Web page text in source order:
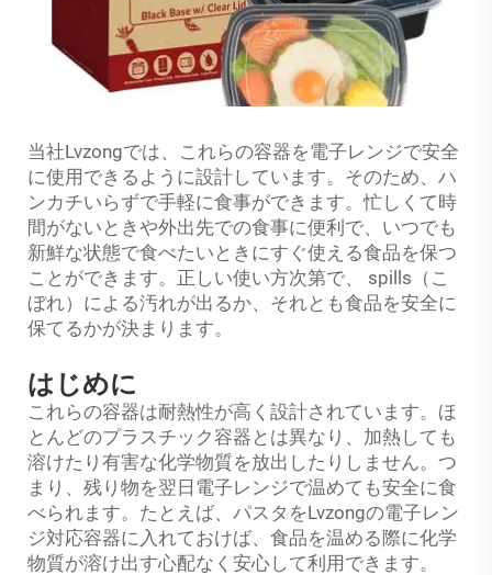
当社Lvzongでは、これらの容器を電子レンジで安全
に使用できるように設計しています。そのため、ハ
ンカチいらずで手軽に食事ができます。忙しくて時
間がないときや外出先での食事に便利で、いつでも
新鮮な状態で食べたいときにすぐ使える食品を保つ
ことができます。正しい使い方次第で、 spills（こ
ぼれ）による汚れが出るか、それとも食品を安全に
保てるかが決まります。
はじめに
これらの容器は耐熱性が高く設計されています。ほ
とんどのプラスチック容器とは異なり、加熱しても
溶けたり有害な化学物質を放出したりしません。つ
まり、残り物を翌日電子レンジで温めても安全に食
べられます。たとえば、パスタをLvzongの電子レン
ジ対応容器に入れておけば、食品を温める際に化学
物質が溶け出す心配なく安心して利用できます。